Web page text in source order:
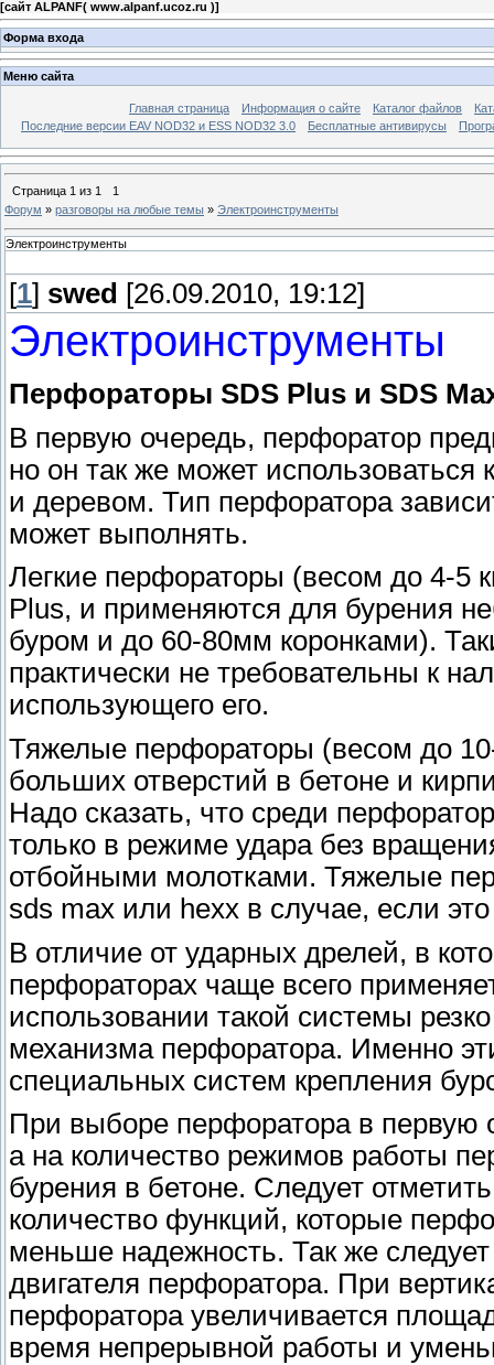
[сайт ALPANF( www.alpanf.ucoz.ru )]
Форма входа
Меню сайта
Главная страница Информация о сайте Каталог файлов
Последние версии EAV NOD32 и ESS NOD32 3.0
Бесплатные антивирусы
Страница 1 из 1
1
Форум » разговоры на любые темы » Электроинструменты
Электроинструменты
[1] swed [26.09.2010, 19:12]
Электроинструменты
Перфораторы SDS Plus и SDS
В первую очередь, перфоратор
но он так же может
и деревом. Тип перфоратора
может выполнять.
Легкие перфораторы (весом до 4-5
Plus, и применяются для бурения
буром и до 60-80мм коронками).
практически не требовательны к
использующего его.
Тяжелые перфораторы (весом до
больших отверстий в бетоне и
Надо сказать, что среди
только в режиме удара без
отбойными молотками. Тяжелые
sds max или hexx в случае, если
В отличие от ударных дрелей, в
перфораторах чаще всего
использовании такой системы
механизма перфоратора. Именно
специальных систем крепления
При выборе перфоратора в первую
а на количество режимов работы
бурения в бетоне. Следует
количество функций, которые
меньше надежность. Так же
двигателя перфоратора. При
перфоратора увеличивается
время непрерывной работы и